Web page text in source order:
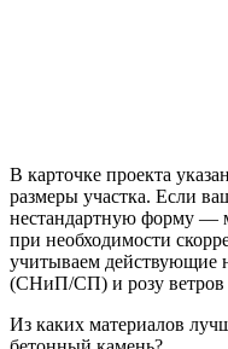
В карточке проекта
размеры участка. Если
нестандартную форму —
при необходимости
учитываем действующие
(СНиП/СП) и розу ветров
Из каких материалов